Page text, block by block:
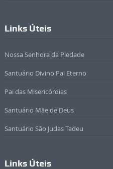
Links Úteis
Nossa Senhora da Piedade
Santuário Divino Pai Eterno
Pai das Misericórdias
Santuário Mãe de Deus
Santuário São Judas Tadeu
Links Úteis